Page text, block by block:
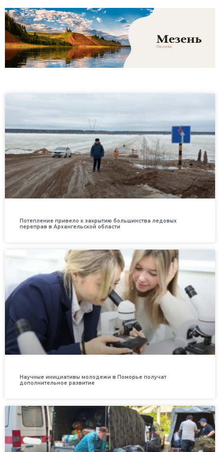
Потепление привело к закрытию большинства ледовых
переправ в Архангельской области
Научные инициативы молодежи в Поморье получат
дополнительное развитие